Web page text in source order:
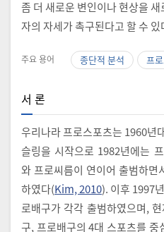
좀 더 새로운 변인이나 현상을
자의 자세가 촉구된다고 할 수 있
주요 용어 종단적 분석 프
서 론
우리나라 프로스포츠는 1960년
슬링을 시작으로 1982년에는
와 프로씨름이 연이어 출범하
하였다(Kim, 2010). 이후 1997
로배구가 각각 출범하였으며,
구, 프로배구의 4대 스포츠를 중